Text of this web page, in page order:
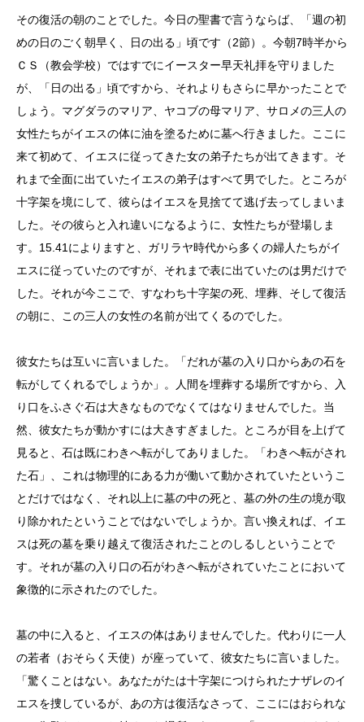
その復活の朝のことでした。今日の聖書で言うならば、「週の初
めの日のごく朝早く、日の出る」頃です（2節）。今朝7時半から
ＣＳ（教会学校）ではすでにイースター早天礼拝を守りました
が、「日の出る」頃ですから、それよりもさらに早かったことで
しょう。マグダラのマリア、ヤコブの母マリア、サロメの三人の
女性たちがイエスの体に油を塗るために墓へ行きました。ここに
来て初めて、イエスに従ってきた女の弟子たちが出てきます。そ
れまで全面に出ていたイエスの弟子はすべて男でした。ところが
十字架を境にして、彼らはイエスを見捨てて逃げ去ってしまいま
した。その彼らと入れ違いになるように、女性たちが登場しま
す。 15.41 によりますと、ガリラヤ時代から多くの婦人たちがイ
エスに従っていたのですが、それまで表に出ていたのは男だけで
した。それが今ここで、すなわち十字架の死、埋葬、そして復活
の朝に、この三人の女性の名前が出てくるのでした。
彼女たちは互いに言いました。「だれが墓の入り口からあの石を
転がしてくれるでしょうか」。人間を埋葬する場所ですから、入
り口をふさぐ石は大きなものでなくてはなりませんでした。当
然、彼女たちが動かすには大きすぎました。ところが目を上げて
見ると、石は既にわきへ転がしてありました。「わきへ転がされ
た石」、これは物理的にある力が働いて動かされていたというこ
とだけではなく、それ以上に墓の中の死と、墓の外の生の境が取
り除かれたということではないでしょうか。言い換えれば、イエ
スは死の墓を乗り越えて復活されたことのしるしということで
す。それが墓の入り口の石がわきへ転がされていたことにおいて
象徴的に示されたのでした。
墓の中に入ると、イエスの体はありませんでした。代わりに一人
の若者（おそらく天使）が座っていて、彼女たちに言いました。
「驚くことはない。あなたがたは十字架につけられたナザレのイ
エスを捜しているが、あの方は復活なさって、ここにはおられな